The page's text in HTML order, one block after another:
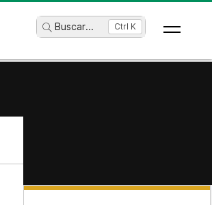
Buscar... Ctrl K